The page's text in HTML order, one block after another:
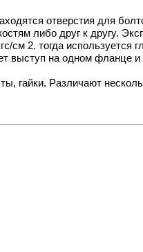
отверстия для
либо друг к другу.
2. тогда используется
выступ на одном фланце
гайки. Различают